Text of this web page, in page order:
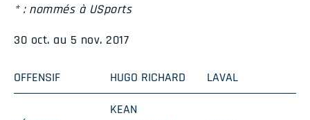
* : nommés à USports
30 oct. au 5 nov. 2017
OFFENSIF HUGO RICHARD LAVAL
KEAN